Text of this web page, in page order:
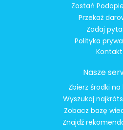
Zostań
Przekaż
Zadaj
Polityka
Kontakt
Nasze
Zbierz środki
Wyszukaj
Zobacz bazę
Znajdź